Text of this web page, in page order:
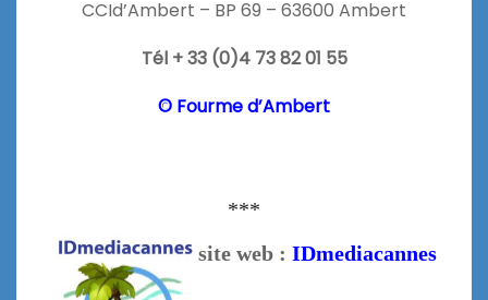
CCId’Ambert – BP 69 – 63600 Ambert
Tél + 33 (0)4 73 82 01 55
© Fourme d’Ambert
***
site web : IDmediacannes